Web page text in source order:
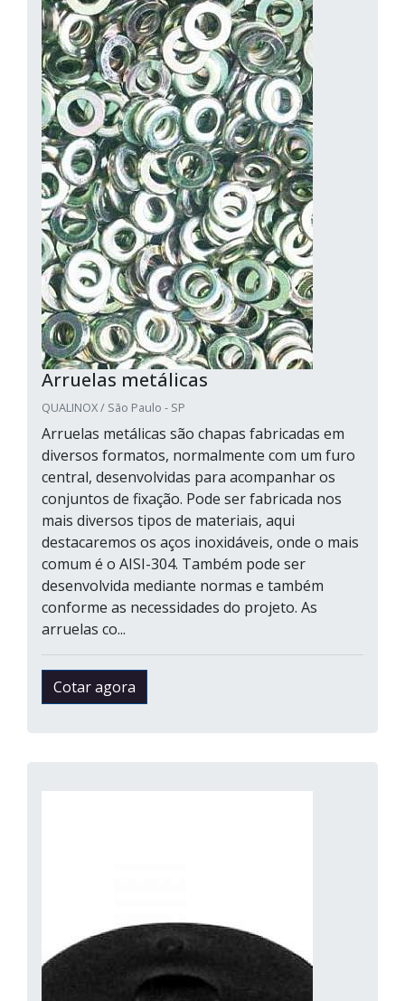
Arruelas metálicas
QUALINOX / São Paulo - SP
Arruelas metálicas são chapas fabricadas em
diversos formatos, normalmente com um furo
central, desenvolvidas para acompanhar os
conjuntos de fixação. Pode ser fabricada nos
mais diversos tipos de materiais, aqui
destacaremos os aços inoxidáveis, onde o mais
comum é o AISI-304. Também pode ser
desenvolvida mediante normas e também
conforme as necessidades do projeto. As
arruelas co...
Cotar agora